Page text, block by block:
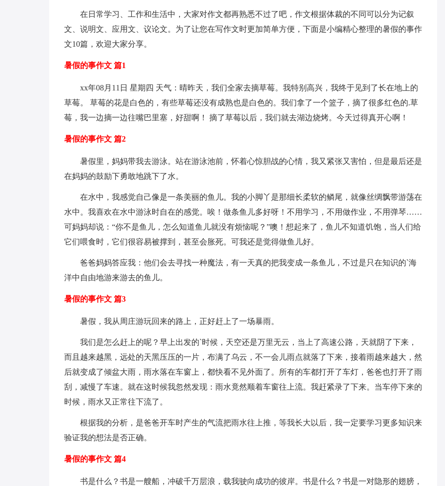
在日常学习、工作和生活中，大家对作文都再熟悉不过了吧，作文根据体裁的不同可以分为记叙
文、说明文、应用文、议论文。为了让您在写作文时更加简单方便，下面是小编精心整理的暑假的事作
文10篇，欢迎大家分享。
暑假的事作文 篇1
xx年08月11日 星期四 天气：晴昨天，我们全家去摘草莓。我特别高兴，我终于见到了长在地上的
草莓。 草莓的花是白色的，有些草莓还没有成熟也是白色的。我们拿了一个篮子，摘了很多红色的.草
莓，我一边摘一边往嘴巴里塞，好甜啊！ 摘了草莓以后，我们就去湖边烧烤。今天过得真开心啊！
暑假的事作文 篇2
暑假里，妈妈带我去游泳。站在游泳池前，怀着心惊胆战的心情，我又紧张又害怕，但是最后还是
在妈妈的鼓励下勇敢地跳下了水。
在水中，我感觉自己像是一条美丽的鱼儿。我的小脚丫是那细长柔软的鳞尾，就像丝绸飘带游荡在
水中。我喜欢在水中游泳时自在的感觉。唉！做条鱼儿多好呀！不用学习，不用做作业，不用弹琴……
可妈妈却说：“你不是鱼儿，怎么知道鱼儿就没有烦恼呢？”噢！想起来了，鱼儿不知道饥饱，当人们给
它们喂食时，它们很容易被撑到，甚至会胀死。可我还是觉得做鱼儿好。
爸爸妈妈答应我：他们会去寻找一种魔法，有一天真的把我变成一条鱼儿，不过是只在知识的`海
洋中自由地游来游去的鱼儿。
暑假的事作文 篇3
暑假，我从周庄游玩回来的路上，正好赶上了一场暴雨。
我们是怎么赶上的呢？早上出发的`时候，天空还是万里无云，当上了高速公路，天就阴了下来，
而且越来越黑，远处的天黑压压的一片，布满了乌云，不一会儿雨点就落了下来，接着雨越来越大，然
后就变成了倾盆大雨，雨水落在车窗上，都快看不见外面了。所有的车都打开了车灯，爸爸也打开了雨
刮，减慢了车速。就在这时候我忽然发现：雨水竟然顺着车窗往上流。我赶紧录了下来。当车停下来的
时候，雨水又正常往下流了。
根据我的分析，是爸爸开车时产生的气流把雨水往上推，等我长大以后，我一定要学习更多知识来
验证我的想法是否正确。
暑假的事作文 篇4
书是什么？书是一艘船，冲破千万层浪，载我驶向成功的彼岸。书是什么？书是一对隐形的翅膀，